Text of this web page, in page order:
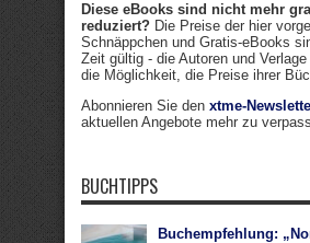
Diese eBooks sind nicht mehr
reduziert? Die Preise der hier
Schnäppchen und Gratis-eBooks
Zeit gültig - die Autoren und
die Möglichkeit, die Preise ihrer
Abonnieren Sie den xtme-
aktuellen Angebote mehr zu
BUCHTIPPS
Buchempfehlung: